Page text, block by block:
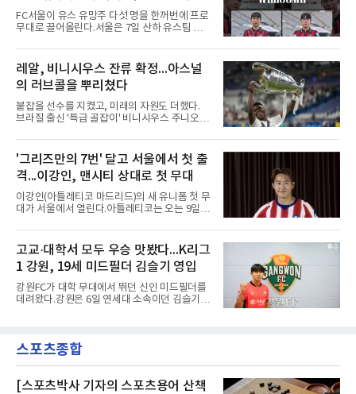
단 금융범죄수사대는 전날 축구협회 사무실 등
을 압수수색해 감독 선임 관련 자료를 다수 확보
했다. 특히 감독 후보를 검토해 이사회에 추천하
독을 1순위 후보로 정하고 검증한 과정, 이사회
의 최종 승인 경위를 살
약...ACL2 겨냥
FC서울이 유스 유망주 다섯 명을 한꺼번에 프로
무대로 끌어올린다.서울은 7일 산하 유스팀 서
다고 밝혔다. 한 번에 다섯 명과 계약한 것은 구
단 역사상 처음으로, 3학년 김강준·신지섭·이서
현·정현웅과 2학년 정하원이 대상이다.오산고의
성적이 배경이 됐다. 올 시즌 백운기 전국 고등학
교 축구대회와 코리아풋볼파크 U-18 챔피언스
컵, K리그 U-17 챔피언십을 잇달아 제패했다.시
기도 맞물렸다. 서울은 9월 시작하는 아시아축
무대 경험을 주려 했다.면면도 다양하다. 측면 공
격수 정현웅은 돌파력이
레알, 비니시우스 잔류 확정...아스널
의 러브콜을 뿌리쳤다
붙잡을 선수를 지켰고, 미래의 자원도 더했다.
브라질 출신 '특급 골잡이' 비니시우스 주니오르
이어간다.스페인 프로축구 프리메라리가 '거함'
레알 마드리드는 7일(한국시간) 비니시우스와
2032년 6월 30일까지 유효한 6년 연장 계약에
합의했다고 공식 발표했다. 비니시우스는 재계
약 확정 후 사회관계망서비스(SNS)에 베르나베
우에서의 8년은 너무 짧다며, 앞으로 6년, 그리
고 영원히 함께하겠다고 애정을 드러냈다.성사
관심을 받았는데, 18개월간 이어진 재계약 협상
이 한때 교착됐기 때문이다. 그러
'그리즈만의 7번' 달고 서울에서 첫 출
격...이강인, 맨시티 상대로 첫 무대
이강인(아틀레티코 마드리드)의 새 유니폼 첫 무
대가 서울에서 열린다.아틀레티코는 오는 9일
와 2026 쿠팡플레이 시리즈 친선 경기를 치른다.
구단 소집 명단에 이강인이 포함되면서 변수가
없는 한 그의 첫 출격은 서울이 된다.등번호부터
무게가 실렸다. 이강인은 첫 경기부터 7번을 단
다. 2010년대 팀의 전성기를 이끈 앙투안 그리즈
만이 달았던 번호다.합류 과정은 순탄치 않았다.
스페인으로 건너가려던 그는 병역 특례 행정 절
짧게 호흡을 맞춰 경기에 나선다.역할도 관심사
다. 유려한 탈압박과
고교·대학서 모두 우승 맛봤다...K리그
1 강원, 19세 미드필더 김슬기 영입
강원FC가 대학 무대에서 뛰던 신인 미드필더를
데려왔다.강원은 6일 연세대 소속이던 김슬기
리그와 추계전국고등대회 우승에 기여했고, 올
해 연세대 진학 후에는 춘계한산대첩기대학대회
표팀 훈련에도 소집됐다.김슬기는 입단하게 돼
스포츠종합
[스포츠박사 기자의 스포츠용어 산책